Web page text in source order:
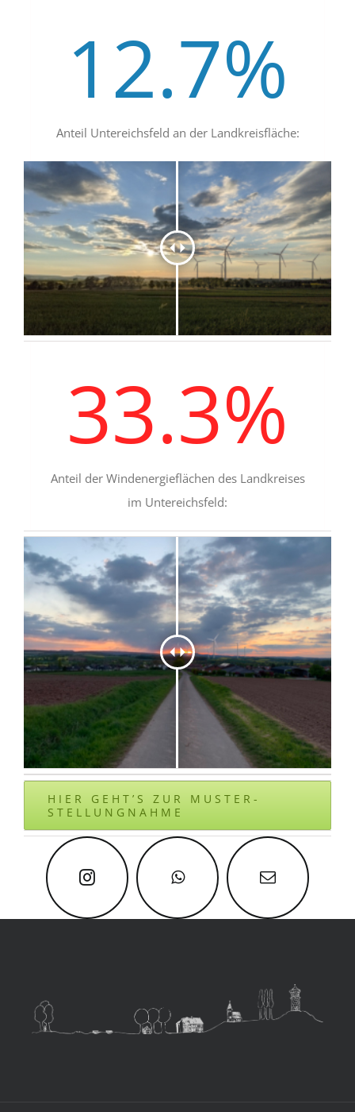
12.7%
Anteil Untereichsfeld an der Landkreisfläche:
33.3%
Anteil der Windenergieflächen des Landkreises
im Untereichsfeld:
HIER GEHT’S ZUR MUSTER-
STELLUNGNAHME